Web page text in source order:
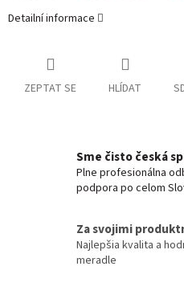
Detailní informace
ZEPTAT SE HLÍDAT
Sme čisto česká
Plne profesionálna
podpora po celom
Za svojimi
Najlepšia kvalita a
meradle